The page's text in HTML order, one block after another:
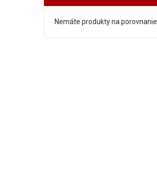
Nemáte produkty na porovnanie